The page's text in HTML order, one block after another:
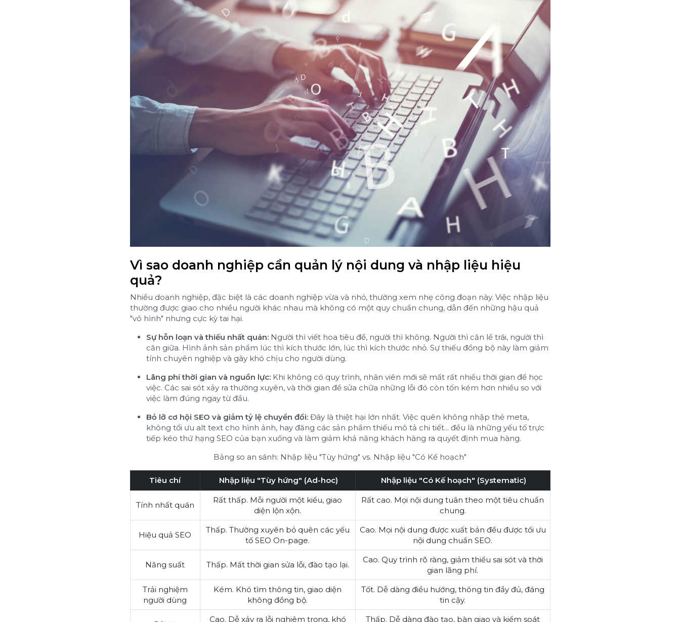
Vì sao doanh nghiệp cần quản lý nội dung và nhập liệu hiệu
quả?
Nhiều doanh nghiệp, đặc biệt là các doanh nghiệp vừa và nhỏ, thường xem nhẹ công đoạn này. Việc nhập liệu
thường được giao cho nhiều người khác nhau mà không có một quy chuẩn chung, dẫn đến những hậu quả
"vô hình" nhưng cực kỳ tai hại.
Sự hỗn loạn và thiếu nhất quán:Người thì viết hoa tiêu đề, người thì không. Người thì căn lề trái, người thì
căn giữa. Hình ảnh sản phẩm lúc thì kích thước lớn, lúc thì kích thước nhỏ. Sự thiếu đồng bộ này làm giảm
tính chuyên nghiệp và gây khó chịu cho người dùng.
Lãng phí thời gian và nguồn lực:Khi không có quy trình, nhân viên mới sẽ mất rất nhiều thời gian để học
việc. Các sai sót xảy ra thường xuyên, và thời gian để sửa chữa những lỗi đó còn tốn kém hơn nhiều so với
việc làm đúng ngay từ đầu.
Bỏ lỡ cơ hội SEO và giảm tỷ lệ chuyển đổi:Đây là thiệt hại lớn nhất. Việc quên không nhập thẻ meta,
không tối ưu alt text cho hình ảnh, hay đăng các sản phẩm thiếu mô tả chi tiết... đều là những yếu tố trực
tiếp kéo thứ hạng SEO của bạn xuống và làm giảm khả năng khách hàng ra quyết định mua hàng.
Bảng so an sánh: Nhập liệu "Tùy hứng" vs. Nhập liệu "Có Kế hoạch"
Tiêu chí Nhập liệu "Tùy hứng" (Ad-hoc) Nhập liệu "Có Kế hoạch" (Systematic)
Tính nhất quán
Rất thấp. Mỗi người một kiểu, giao
diện lộn xộn.
Rất cao. Mọi nội dung tuân theo một tiêu chuẩn
chung.
Hiệu quả SEO
Thấp. Thường xuyên bỏ quên các yếu
tố SEO On-page.
Cao. Mọi nội dung được xuất bản đều được tối ưu
nội dung chuẩn SEO.
Năng suất Thấp. Mất thời gian sửa lỗi, đào tạo lại.
Cao. Quy trình rõ ràng, giảm thiểu sai sót và thời
gian lãng phí.
Trải nghiệm
người dùng
Kém. Khó tìm thông tin, giao diện
không đồng bộ.
Tốt. Dễ dàng điều hướng, thông tin đầy đủ, đáng
tin cậy.
Cao. Dễ xảy ra lỗi nghiêm trọng, khó
Thấp. Dễ dàng đào tạo, bàn giao và kiểm soát